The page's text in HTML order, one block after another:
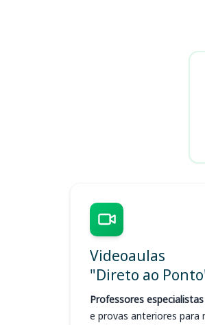
Videoaulas
"Direto ao
Professores especialistas
e provas anteriores para